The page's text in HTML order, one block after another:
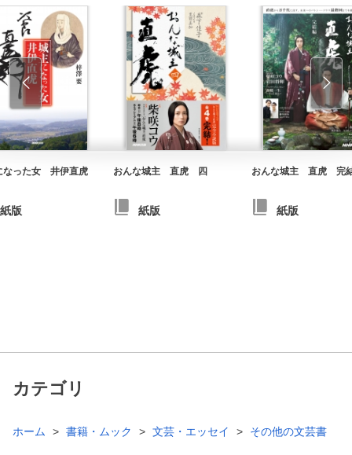
なった女 井伊直虎
紙版
おんな城主 直虎 四
紙版
おんな城主 直虎 完
紙版
カテゴリ
ホーム 書籍・ムック 文芸・エッセイ その他の文芸書